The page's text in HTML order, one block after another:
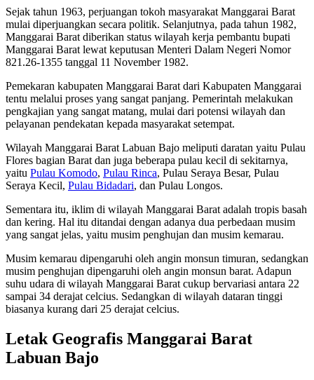
Sejak tahun 1963, perjuangan tokoh masyarakat Manggarai Barat
mulai diperjuangkan secara politik. Selanjutnya, pada tahun 1982,
Manggarai Barat diberikan status wilayah kerja pembantu bupati
Manggarai Barat lewat keputusan Menteri Dalam Negeri Nomor
821.26-1355 tanggal 11 November 1982.
Pemekaran kabupaten Manggarai Barat dari Kabupaten Manggarai
tentu melalui proses yang sangat panjang. Pemerintah melakukan
pengkajian yang sangat matang, mulai dari potensi wilayah dan
pelayanan pendekatan kepada masyarakat setempat.
Wilayah Manggarai Barat Labuan Bajo meliputi daratan yaitu Pulau
Flores bagian Barat dan juga beberapa pulau kecil di sekitarnya,
yaitu Pulau Komodo, Pulau Rinca, Pulau Seraya Besar, Pulau
Seraya Kecil, Pulau Bidadari, dan Pulau Longos.
Sementara itu, iklim di wilayah Manggarai Barat adalah tropis basah
dan kering. Hal itu ditandai dengan adanya dua perbedaan musim
yang sangat jelas, yaitu musim penghujan dan musim kemarau.
Musim kemarau dipengaruhi oleh angin monsun timuran, sedangkan
musim penghujan dipengaruhi oleh angin monsun barat. Adapun
suhu udara di wilayah Manggarai Barat cukup bervariasi antara 22
sampai 34 derajat celcius. Sedangkan di wilayah dataran tinggi
biasanya kurang dari 25 derajat celcius.
Letak Geografis Manggarai Barat
Labuan Bajo